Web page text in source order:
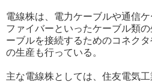
電線株は、電力ケーブルや通信
ファイバーといったケーブル類
ーブルを接続するためのコネク
の生産も行っている。
主な電線株としては、住友電気